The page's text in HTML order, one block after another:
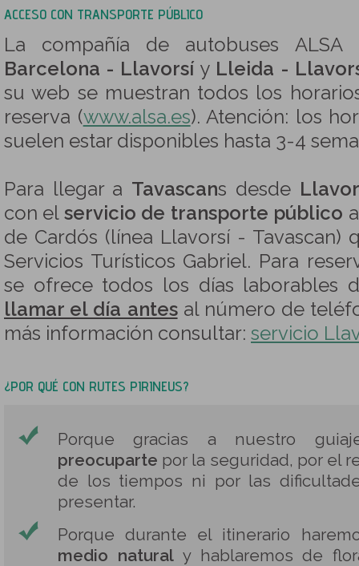
ACCESO CON TRANSPORTE PÚBLICO
La compañía de autobuses
Barcelona - Llavorsí y Lleida -
su web se muestran todos los
reserva (www.alsa.es). Atención: los
suelen estar disponibles hasta 3-4
Para llegar a Tavascans desde
con el servicio de transporte público
de Cardós (línea Llavorsí - Tavascan)
Servicios Turísticos Gabriel. Para
se ofrece todos los días laborables
llamar el día antesal número de
más información consultar: servicio
¿POR QUÉ CON RUTES PIRINEUS?
Porque gracias a nuestro
preocuparte por la seguridad, por el
de los tiempos ni por las
presentar.
Porque durante el itinerario
medio naturaly hablaremos de